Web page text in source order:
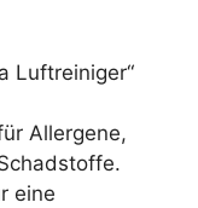
Luftreiniger“
Allergene,
eine